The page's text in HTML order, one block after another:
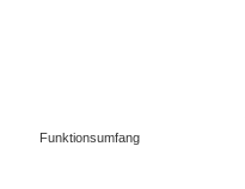
Funktionsumfang